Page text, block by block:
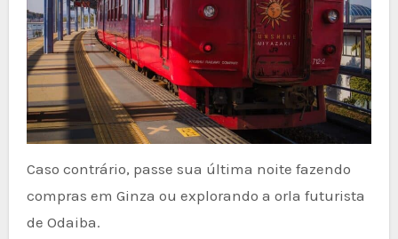
Caso contrário, passe sua última noite fazendo
compras em Ginza ou explorando a orla futurista
de Odaiba.